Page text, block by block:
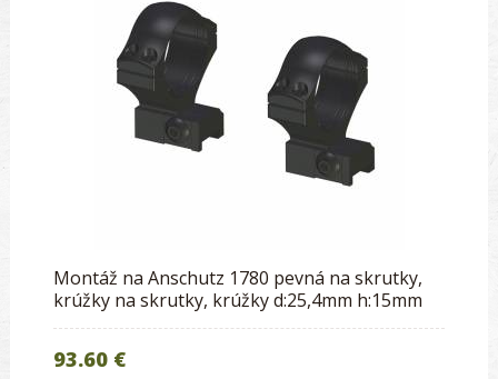
Montáž na Anschutz 1780 pevná na skrutky,
krúžky na skrutky, krúžky d:25,4mm h:15mm
93.60 €